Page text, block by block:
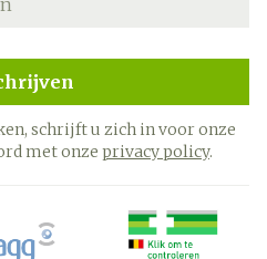
schrijft u zich in voor onze
met onze privacy policy.